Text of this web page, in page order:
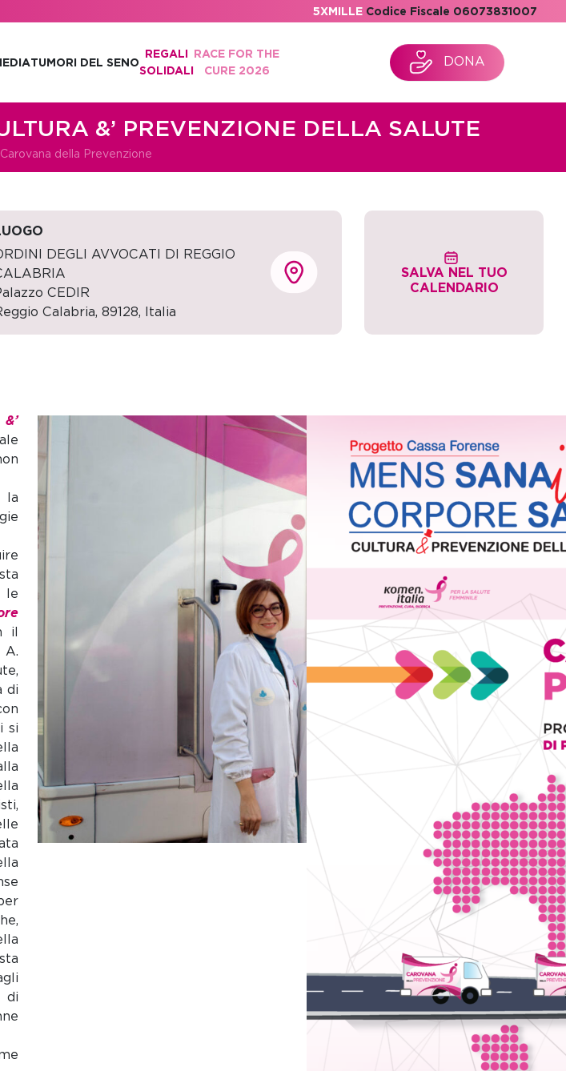
5XMILLE Codice Fiscale 06073831007
TUMORI DEL SENO
REGALI
SOLIDALI
RACE FOR THE
CURE 2026
DONA
&’ PREVENZIONE DELLA SALUTE
della Prevenzione
DEGLI AVVOCATI DI REGGIO
CEDIR
Calabria, 89128, Italia
SALVA NEL TUO
CALENDARIO
la
le
il
A.
di
si
di